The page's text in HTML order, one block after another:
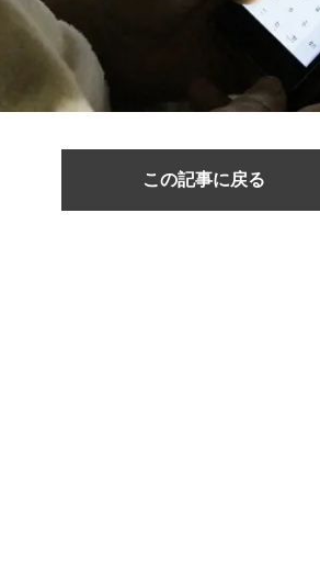
この記事に戻る